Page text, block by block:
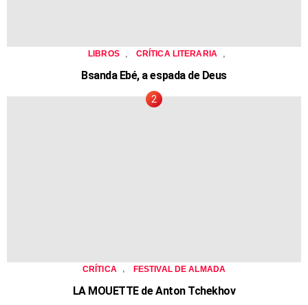
LIBROS CRÍTICA LITERARIA
Bsanda Ebé, a espada de Deus
CRÍTICA , FESTIVAL DE ALMADA
LA MOUETTE de Anton Tchekhov